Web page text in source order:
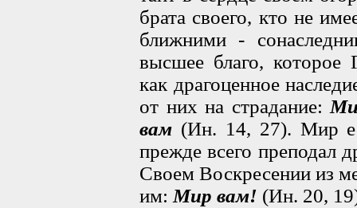
брата своего, кто не
ближними -
высшее благо, которое
как драгоценное
от них на страдание:
вам (Ин. 14, 27). Мир
прежде всего преподал
Своем Воскресении из
им: Мир вам! (Ин. 20,